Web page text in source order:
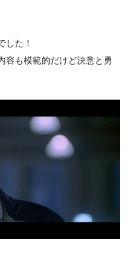
した！
も模範的だけど決意と勇